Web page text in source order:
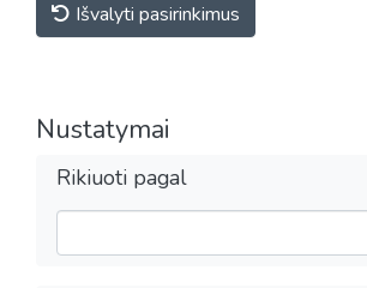
Išvalyti pasirinkimus
Nustatymai
Rikiuoti pagal